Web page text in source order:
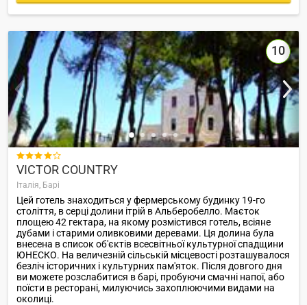
10

VICTOR COUNTRY
Італія, Барі
Цей готель знаходиться у фермерському будинку 19-го
століття, в серці долини ітрій в Альберобелло. Маєток
площею 42 гектара, на якому розмістився готель, всіяне
дубами і старими оливковими деревами. Ця долина була
внесена в список об'єктів всесвітньої культурної спадщини
ЮНЕСКО. На величезній сільській місцевості розташувалося
безліч історичних і культурних пам'яток. Після довгого дня
ви можете розслабитися в барі, пробуючи смачні напої, або
поїсти в ресторані, милуючись захоплюючими видами на
околиці.